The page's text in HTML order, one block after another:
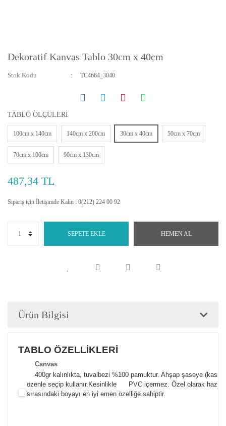
Dekoratif Kanvas Tablo 30cm x 40cm
Stok Kodu TC4664_3040
TABLO ÖLÇÜLERİ
100cm x 140cm 140cm x 200cm 30cm x 40cm 50cm x 70cm
70cm x 100cm 90cm x 130cm
487,34 TL
Sipariş için İletişimde Kalın : 0(212) 224 00 92
SEPETE EKLE HEMEN AL
Ürün Bilgisi
TABLO ÖZELLİKLERİ
Canvas
400gr kalınlıkta, tuvalbezi %100 pamuktur. Ahşap şaseye
özenle seçip kullanır. Kesinlikle PVC içermez. Özel olarak
sırasındaki boyayı en iyi emen özelliğe sahiptir.